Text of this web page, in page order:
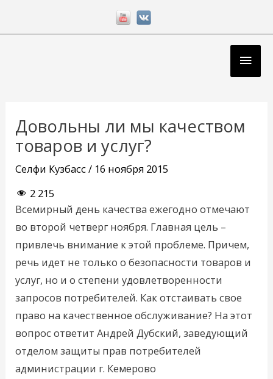
Довольны ли мы качеством
товаров и услуг?
Селфи Кузбасс/ 16 ноября 2015
2 215
Всемирный день качества ежегодно отмечают
во второй четверг ноября. Главная цель –
привлечь внимание к этой проблеме. Причем,
речь идет не только о безопасности товаров и
услуг, но и о степени удовлетворенности
запросов потребителей. Как отстаивать свое
право на качественное обслуживание? На этот
вопрос ответит Андрей Дубский, заведующий
отделом защиты прав потребителей
администрации г. Кемерово
записям